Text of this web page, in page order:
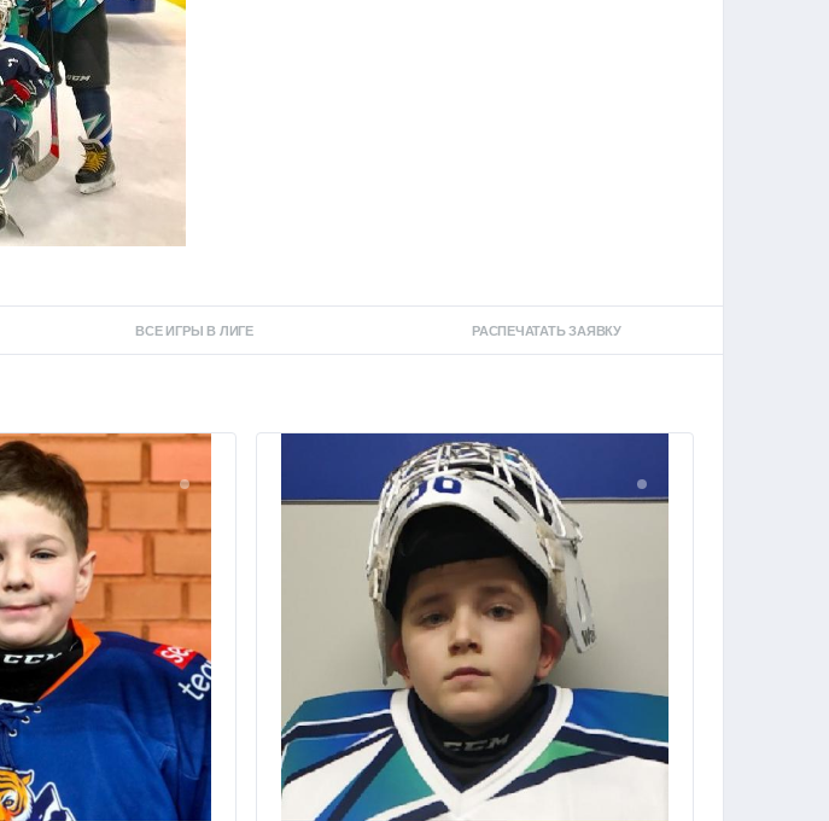
ВСЕ ИГРЫ В ЛИГЕ РАСПЕЧАТАТЬ ЗАЯВКУ